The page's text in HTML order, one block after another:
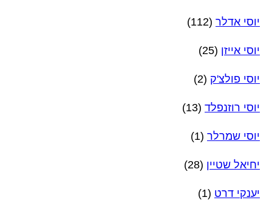
יוסי אדלר (112)
יוסי אייזן (25)
יוסי פולצ'ק (2)
יוסי רוזנפלד (13)
יוסי שמרלר (1)
יחיאל שטיין (28)
יענקי דרט (1)